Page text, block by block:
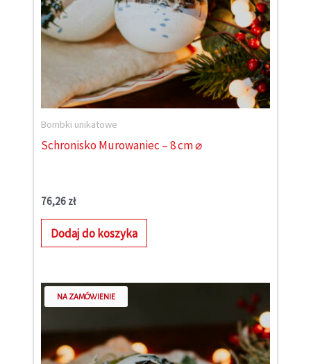
Bombki unikatowe
Schronisko Murowaniec – 8 cm ⌀
76,26 zł
Dodaj do koszyka
NA ZAMÓWIENIE